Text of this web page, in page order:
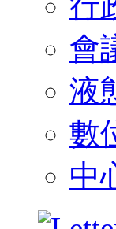
會
液
數
中